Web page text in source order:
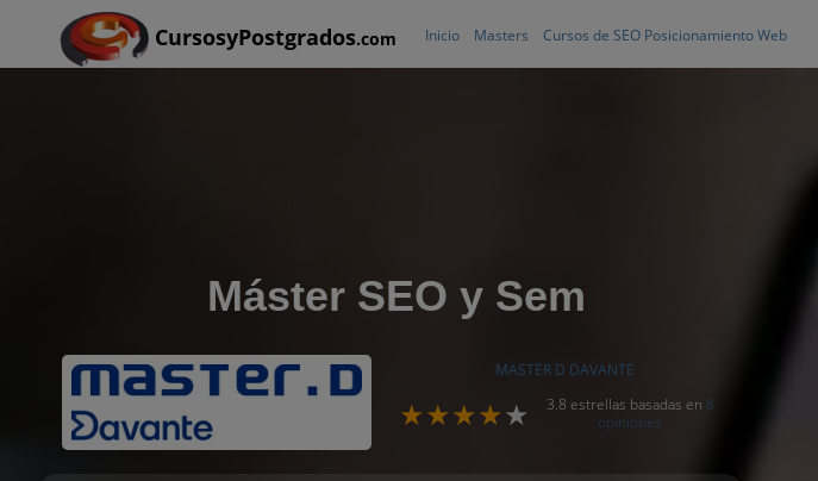
CursosyPostgrados.com Inicio Masters Cursos de SEO Posicionamiento Web
Máster SEO y Sem
MASTER D DAVANTE
3.8 estrellas basadas en 8
opiniones